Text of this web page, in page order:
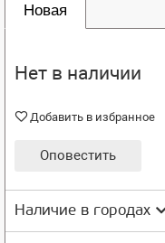
Новая
Нет в наличии
Добавить в избранное
Оповестить
Наличие в городах